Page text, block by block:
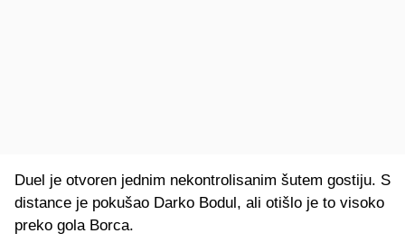
Duel je otvoren jednim nekontrolisanim šutem gostiju. S
distance je pokušao Darko Bodul, ali otišlo je to visoko
preko gola Borca.